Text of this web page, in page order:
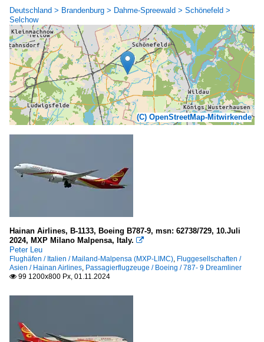
Deutschland > Brandenburg > Dahme-Spreewald > Schönefeld >
Selchow
(C) OpenStreetMap-Mitwirkende
Hainan Airlines, B-1133, Boeing B787-9, msn: 62738/729, 10.Juli
2024, MXP Milano Malpensa, Italy. 
Peter Leu
Flughäfen / Italien / Mailand-Malpensa (MXP-LIMC) Fluggesellschaften /
Asien / Hainan Airlines Passagierflugzeuge / Boeing / 787- 9 Dreamliner
 99 1200x800 Px, 01.11.2024